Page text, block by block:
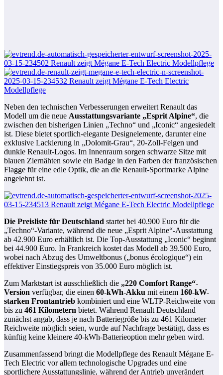
Neben den technischen Verbesserungen erweitert Renault das
Modell um die neue Ausstattungsvariante „Esprit Alpine“, die
zwischen den bisherigen Linien „Techno“ und „Iconic“ angesiedelt
ist. Diese bietet sportlich-elegante Designelemente, darunter eine
exklusive Lackierung in „Dolomit-Grau“, 20-Zoll-Felgen und
dunkle Renault-Logos. Im Innenraum sorgen schwarze Sitze mit
blauen Ziernähten sowie ein Badge in den Farben der französischen
Flagge für eine edle Optik, die an die Renault-Sportmarke Alpine
angelehnt ist.
Die Preisliste für Deutschland startet bei 40.900 Euro für die
„Techno“-Variante, während die neue „Esprit Alpine“-Ausstattung
ab 42.900 Euro erhältlich ist. Die Top-Ausstattung „Iconic“ beginnt
bei 44.900 Euro. In Frankreich kostet das Modell ab 39.500 Euro,
wobei nach Abzug des Umweltbonus („bonus écologique“) ein
effektiver Einstiegspreis von 35.000 Euro möglich ist.
Zum Marktstart ist ausschließlich die „220 Comfort Range“-
Version verfügbar, die einen 60-kWh-Akku mit einem 160-kW-
starken Frontantrieb kombiniert und eine WLTP-Reichweite von
bis zu 461 Kilometern bietet. Während Renault Deutschland
zunächst angab, dass je nach Batteriegröße bis zu 461 Kilometer
Reichweite möglich seien, wurde auf Nachfrage bestätigt, dass es
künftig keine kleinere 40-kWh-Batterieoption mehr geben wird.
Zusammenfassend bringt die Modellpflege des Renault Mégane E-
Tech Electric vor allem technologische Upgrades und eine
sportlichere Ausstattungslinie, während der Antrieb unverändert